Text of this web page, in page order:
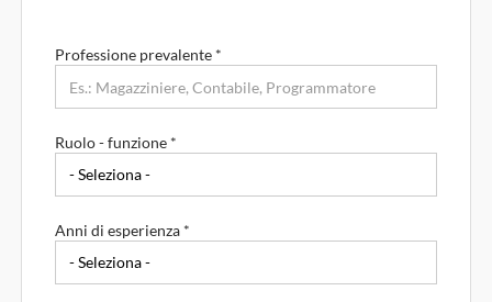
Professione prevalente *
Ruolo - funzione *
Anni di esperienza *